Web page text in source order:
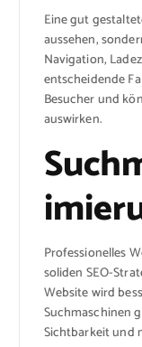
Eine gut
aussehen,
Navigation,
entscheidende
Besucher und
auswirken.
Professionelles
soliden SEO-
Website wird
Suchmaschinen
Sichtbarkeit und